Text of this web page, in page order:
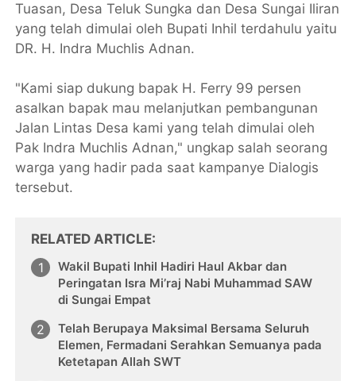
Tuasan, Desa Teluk Sungka dan Desa Sungai Iliran
yang telah dimulai oleh Bupati Inhil terdahulu yaitu
DR. H. Indra Muchlis Adnan.
"Kami siap dukung bapak H. Ferry 99 persen
asalkan bapak mau melanjutkan pembangunan
Jalan Lintas Desa kami yang telah dimulai oleh
Pak Indra Muchlis Adnan," ungkap salah seorang
warga yang hadir pada saat kampanye Dialogis
tersebut.
RELATED ARTICLE
Wakil Bupati Inhil Hadiri Haul Akbar dan
Peringatan Isra Mi’raj Nabi Muhammad SAW
di Sungai Empat
Telah Berupaya Maksimal Bersama Seluruh
Elemen, Fermadani Serahkan Semuanya pada
Ketetapan Allah SWT